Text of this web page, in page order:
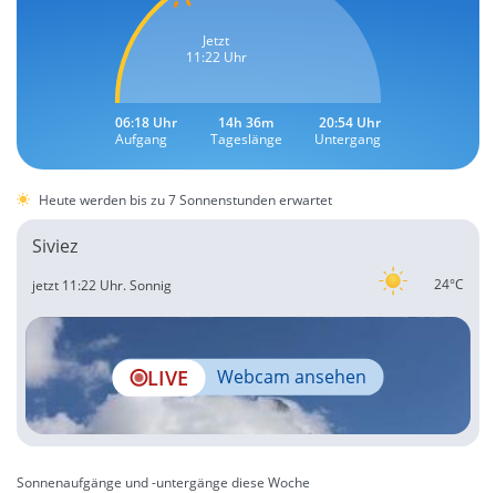
Jetzt
11:22 Uhr
06:18 Uhr
Aufgang
14h 36m
Tageslänge
20:54 Uhr
Untergang
Heute werden bis zu 7 Sonnenstunden erwartet
Siviez
24°C
jetzt 11:22 Uhr.Sonnig
LIVE Webcam ansehen
Sonnenaufgänge und -untergänge diese Woche